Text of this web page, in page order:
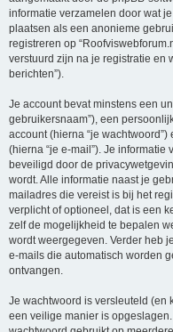
informatie verzamelen door wat
plaatsen als een anonieme
registreren op
verstuurd zijn na je registratie en
berichten”).
Je account bevat minstens een
gebruikersnaam”), een
account (hierna “je
(hierna “je e-mail”). Je informatie
beveiligd door de
wordt. Alle informatie naast je
mailadres die vereist is bij het
verplicht of optioneel, dat is een
zelf de mogelijkheid te bepalen
wordt weergegeven. Verder heb
e-mails die automatisch worden
ontvangen.
Je wachtwoord is versleuteld (en
een veilige manier is